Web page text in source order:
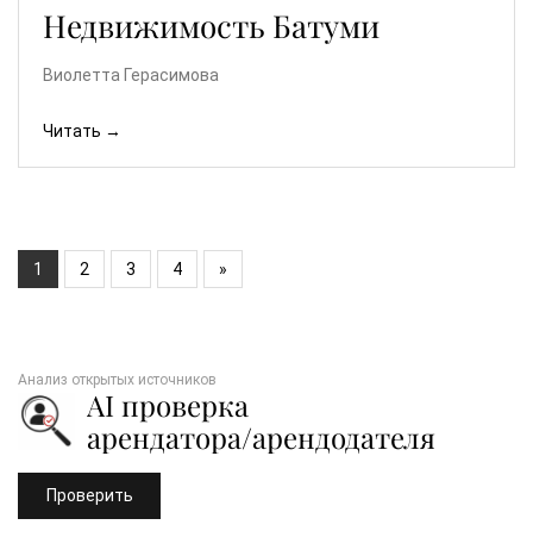
Недвижимость Батуми
Виолетта Герасимова
Читать →
1 2 3 4 »
Анализ открытых источников
AI проверка
арендатора/арендодателя
Проверить